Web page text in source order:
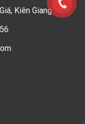
Kiên Giang